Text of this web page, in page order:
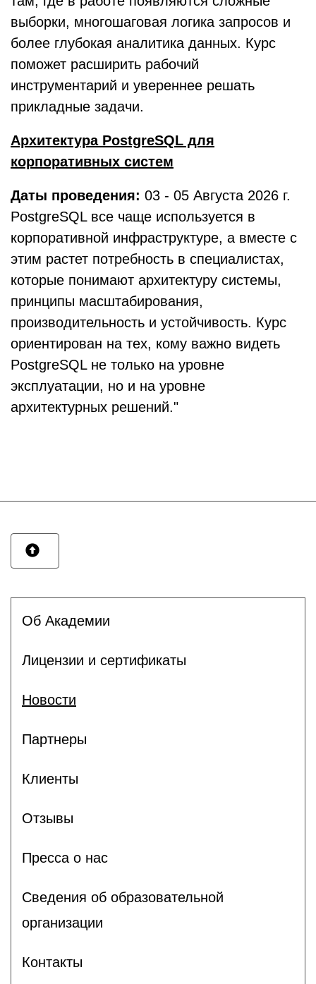
выборки, многошаговая логика запросов и
более глубокая аналитика данных. Курс
поможет расширить рабочий
инструментарий и увереннее решать
прикладные задачи.
Архитектура PostgreSQL для
корпоративных систем
Даты проведения: 03 - 05 Августа 2026 г.
PostgreSQL все чаще используется в
корпоративной инфраструктуре, а вместе с
этим растет потребность в специалистах,
которые понимают архитектуру системы,
принципы масштабирования,
производительность и устойчивость. Курс
ориентирован на тех, кому важно видеть
PostgreSQL не только на уровне
эксплуатации, но и на уровне
архитектурных решений."
Об Академии
Лицензии и сертификаты
Новости
Партнеры
Клиенты
Отзывы
Пресса о нас
Сведения об образовательной
организации
Контакты